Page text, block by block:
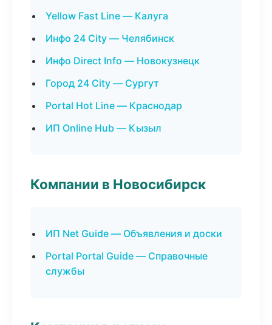
Yellow Fast Line — Калуга
Инфо 24 City — Челябинск
Инфо Direct Info — Новокузнецк
Город 24 City — Сургут
Portal Hot Line — Краснодар
ИП Online Hub — Кызыл
Компании в Новосибирск
ИП Net Guide — Объявления и доски
Portal Portal Guide — Справочные
службы